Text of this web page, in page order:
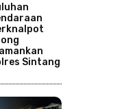
Sintang